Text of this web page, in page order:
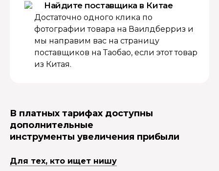
Найдите поставщика в Китае
Достаточно одного клика по
фотографии товара на Ваилдберриз и
мы направим вас на страницу
поставщиков на Таобао, если этот товар
из Китая.
В платных тарифах доступны
дополнительные
инструменты увеличения прибыли
Для тех, кто ищет нишу